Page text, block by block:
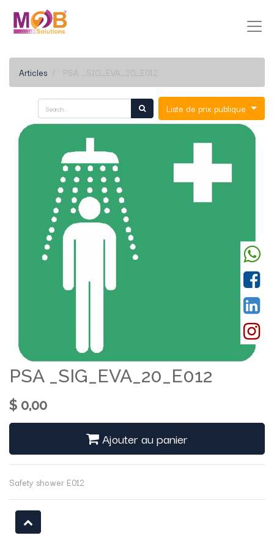
Articles PSA _SIG_EVA_20_E012
Liste de prix publique
PSA _SIG_EVA_20_E012
$ 0,00
Ajouter au panier
Safety shower E012